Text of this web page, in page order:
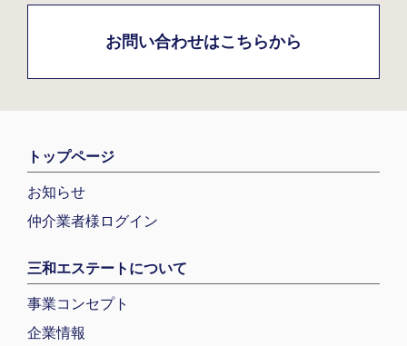
お問い合わせはこちらから
トップページ
お知らせ
仲介業者様ログイン
三和エステートについて
事業コンセプト
企業情報